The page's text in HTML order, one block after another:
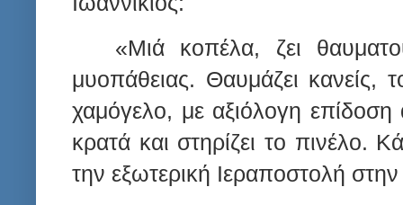
«Μιά κοπέλα, ζει
μυοπάθειας. Θαυμάζει κανείς,
χαμόγελο, με αξιόλογη
κρατά και στηρίζει το πινέλο.
την εξωτερική Ιεραποστολή